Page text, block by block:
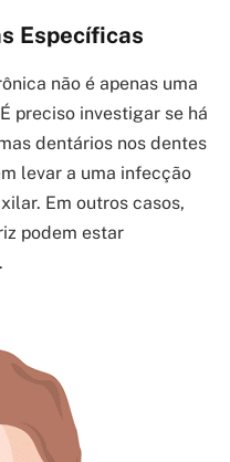
Específicas
não é apenas uma
preciso investigar se há
dentários nos dentes
levar a uma infecção
Em outros casos,
podem estar